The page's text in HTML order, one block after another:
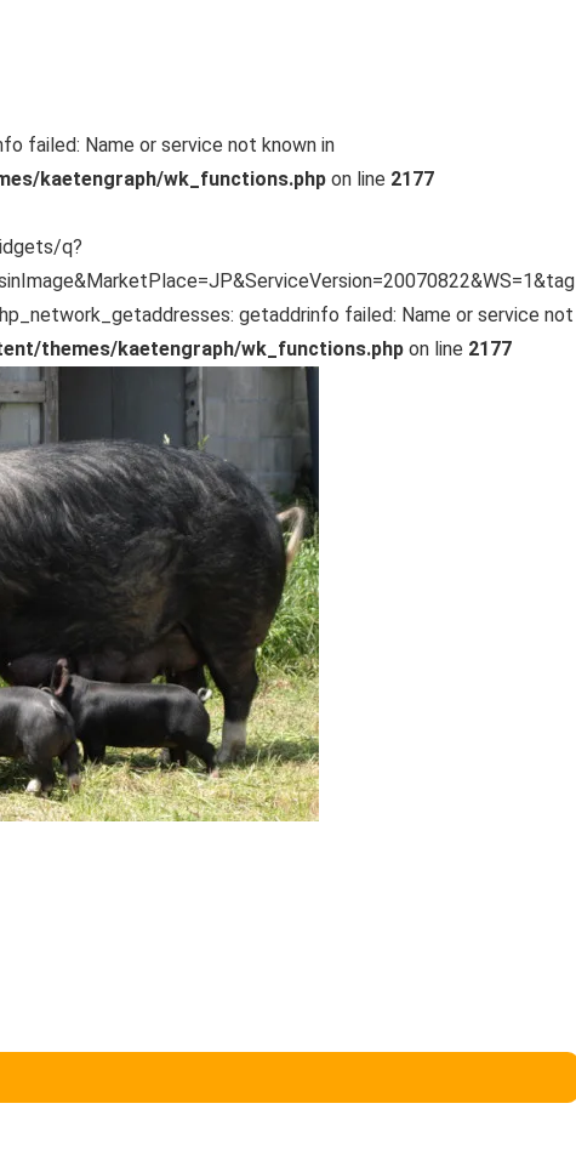
failed: Name or service not known in
kaetengraph/wk_functions.php on line 2177
q?
getaddrinfo failed: Name or service not
themes/kaetengraph/wk_functions.php on line 2177